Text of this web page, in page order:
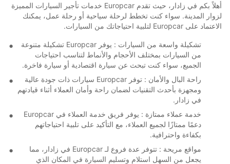
أهلاً بكم في زادار، حيث تقدم Europcar خدمات تأجير السيارات المميزة
لزوار المدينة. سواء كنت تخطط لرحلة سياحية أو رحلة عمل، يمكنك
الاعتماد على Europcar لتلبية احتياجاتك من السيارات.
تشكيلة واسعة من السيارات : يوفر Europcar تشكيلة متنوعة
من السيارات بمختلف الأحجام والأنماط لتناسب احتياجات
الجميع، سواء كنت تبحث عن سيارة اقتصادية أو سيارة فاخرة.
راحة البال والأمان : توفر Europcar سيارات ذات جودة عالية
ومجهزة بأحدث التقنيات لضمان راحة وأمان العملاء أثناء قيادتهم
في زادار.
خدمة عملاء ممتازة : يوفر فريق خدمة العملاء في Europcar
دعمًا ممتازًا لجميع العملاء، مع التأكيد على تلبية احتياجاتهم
بكفاءة واحترافية.
مواقع مريحة : تتوفر عدة فروع لـ Europcar في زادار، مما
يجعل من السهل استلام وتسليم السيارة في المكان الذي